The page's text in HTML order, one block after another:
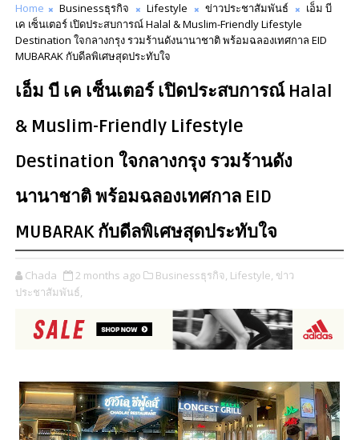
Home Businessธุรกิจ Lifestyle ข่าวประชาสัมพันธ์
เอ็ม บี
เค เซ็นเตอร์ เปิดประสบการณ์ Halal & Muslim-Friendly Lifestyle
Destination ใจกลางกรุง รวมร้านดังนานาชาติ พร้อมฉลองเทศกาล EID
MUBARAK กับดีลพิเศษสุดประทับใจ
เอ็ม บี เค เซ็นเตอร์ เปิดประสบการณ์ Halal
& Muslim-Friendly Lifestyle
Destination ใจกลางกรุง รวมร้านดัง
นานาชาติ พร้อมฉลองเทศกาล EID
MUBARAK กับดีลพิเศษสุดประทับใจ
Chada 2 months ago Businessธุรกิจ, Lifestyle, ข่าว
ประชาสัมพันธ์,